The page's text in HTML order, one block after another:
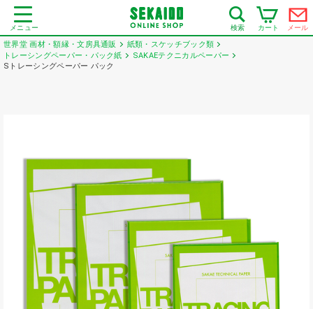
メニュー 検索 カート メール
世界堂 画材・額縁・文房具通販
紙類・スケッチブック類
トレーシングペーパー・パック紙
SAKAEテクニカルペーパー
Sトレーシングペーパー パック